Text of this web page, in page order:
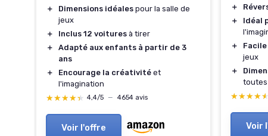
＋ Dimensions idéales pour la salle de
jeux
＋
Inclus 12 voitures à tirer
＋
Adapté aux enfants à partir de 3
ans
＋
Encourage la créativité et
l'imagination
★★★★★
★★★★★ 4,4/5 — 4654 avis
Voir l'offre
＋
＋
Idéal
＋
jeux
＋
toutes
★★★★★
★★★★★
Voir